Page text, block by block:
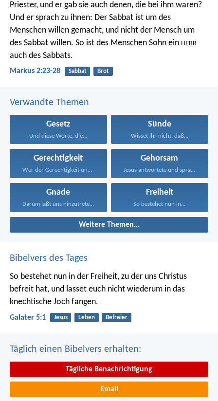
Priester, und er gab sie auch denen, die bei ihm waren?
Und er sprach zu ihnen: Der Sabbat ist um des
Menschen willen gemacht, und nicht der Mensch um
des Sabbat willen. So ist des Menschen Sohn ein HERR
auch des Sabbats.
Markus 2:23-28 Sabbat Brot
Verwandte Themen
Gesetz
Und diese Worte, die...
Sünde
Wisset ihr nicht, daß...
Gerechtigkeit
Wer der Gerechtigkeit und...
Gehorsam
Jesus antwortete und sprach...
Gnade
Darum laßt uns hinzutreten...
Freiheit
So bestehet nun in...
Weitere Themen...
Bibelvers des Tages
So bestehet nun in der Freiheit, zu der uns Christus
befreit hat, und lasset euch nicht wiederum in das
knechtische Joch fangen.
Galater 5:1 Jesus Leben Befreier
Täglich einen Bibelvers erhalten:
Tägliche Benachrichtigung
Email